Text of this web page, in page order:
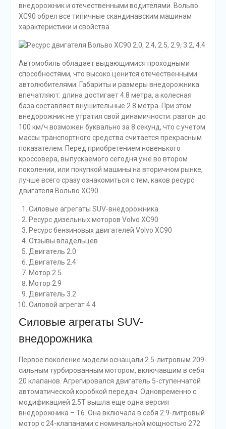
внедорожник и отечественными водителями. Вольво
XC90 обрел все типичные скандинавским машинам
характеристики и свойства.
Автомобиль обладает выдающимися проходными
способностями, что высоко ценится отечественными
автолюбителями. Габариты и размеры внедорожника
впечатляют: длина достигает 4.8 метра, а колесная
база составляет внушительные 2.8 метра. При этом
внедорожник не утратил свой динамичности: разгон до
100 км/ч возможен буквально за 8 секунд, что с учетом
массы транспортного средства считается прекрасным
показателем. Перед приобретением новенького
кроссовера, выпускаемого сегодня уже во втором
поколении, или покупкой машины на вторичном рынке,
лучше всего сразу ознакомиться с тем, каков ресурс
двигателя Вольво XC90.
Силовые агрегаты SUV-внедорожника
Ресурс дизельных моторов Volvo XC90
Ресурс бензиновых двигателей Volvo XC90
Отзывы владельцев
Двигатель 2.0
Двигатель 2.4
Мотор 2.5
Мотор 2.9
Двигатель 3.2
Силовой агрегат 4.4
Силовые агрегаты SUV-
внедорожника
Первое поколение модели оснащали 2.5-литровым 209-
сильным турбированным мотором, включавшим в себя
20 клапанов. Агрегировался двигатель 5-ступенчатой
автоматической коробкой передач. Одновременно с
модификацией 2.5Т вышла еще одна версия
внедорожника – Т6. Она включала в себя 2.9-литровый
мотор с 24-клапанами с номинальной мощностью 272